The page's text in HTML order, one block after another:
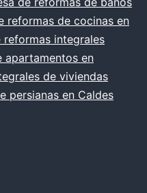
reformas de cocinas en
reformas integrales
apartamentos en
de viviendas
persianas en Caldes